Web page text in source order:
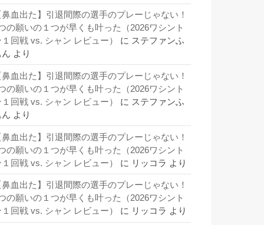
鼻血出た】引退間際の選手のプレーじゃない！
の願いの１つが早くも叶った（2026ワシント
１回戦 vs. シャン レビュー）
に ステファンふ
ん より
鼻血出た】引退間際の選手のプレーじゃない！
の願いの１つが早くも叶った（2026ワシント
１回戦 vs. シャン レビュー）
に ステファンふ
ん より
鼻血出た】引退間際の選手のプレーじゃない！
の願いの１つが早くも叶った（2026ワシント
１回戦 vs. シャン レビュー）
に リッコラ より
鼻血出た】引退間際の選手のプレーじゃない！
の願いの１つが早くも叶った（2026ワシント
１回戦 vs. シャン レビュー）
に リッコラ より